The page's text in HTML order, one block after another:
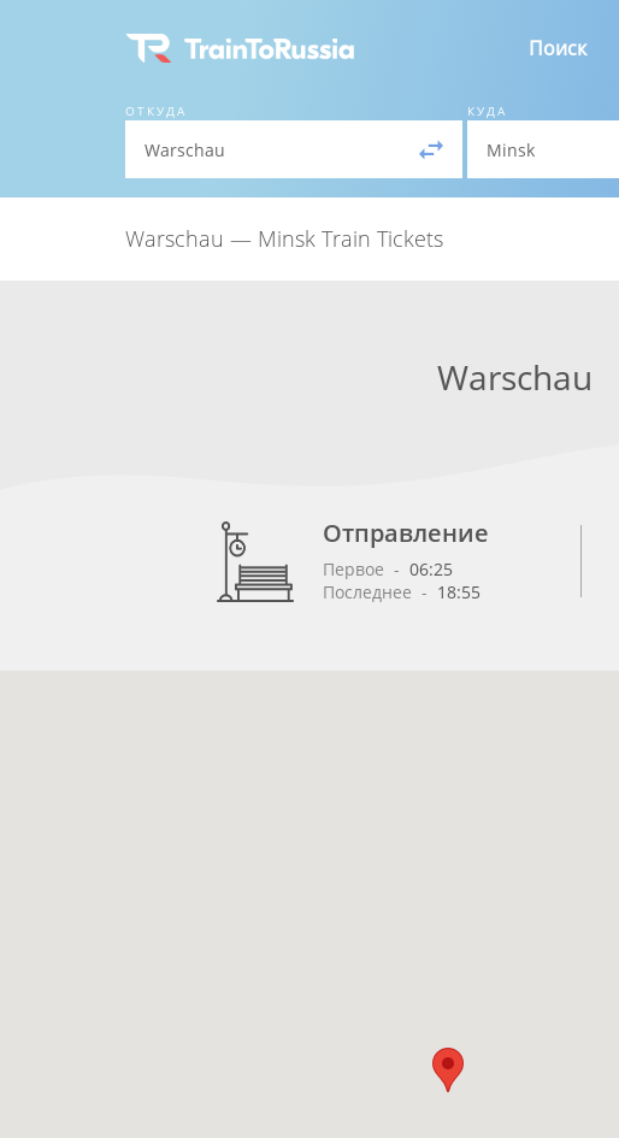
Поиск
ОТКУДА КУДА
Warschau — Minsk Train Tickets
Warschau
Отправление
Первое - 06:25
Последнее - 18:55